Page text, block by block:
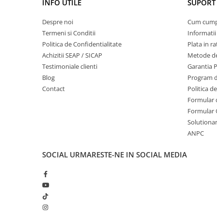
Accesorii sisteme pompare
Compactoare
Maiuri compactoare
Placi compactoare unidirectionale
Placi compactoare reversibile
Cilindri vibrocompactori
Accesorii betoniere
Scari de lucru si schele
Echipamente de ridicat
Echipamente pentru transport
INFO UTILE
Despre noi
Termeni si Conditii
Politica de Confidentialitate
Achizitii SEAP / SICAP
Testimoniale clienti
Blog
Contact
Cum
Plata in
Metode
Garantia
Program
Politica
Formular
Formular
ANPC
SOCIAL URMARESTE-NE IN SOCIAL MEDIA